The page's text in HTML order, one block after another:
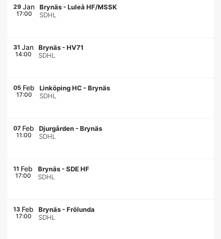
29 Jan
17:00
Brynäs -Luleå HF/MSSK
SDHL
31 Jan
14:00
Brynäs -HV71
SDHL
05 Feb
17:00
Linköping HC -Brynäs
SDHL
07 Feb
11:00
Djurgården -Brynäs
SDHL
11 Feb
17:00
Brynäs -SDE HF
SDHL
13 Feb
17:00
Brynäs -Frölunda
SDHL